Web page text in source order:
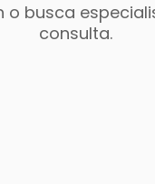
busca
consulta.